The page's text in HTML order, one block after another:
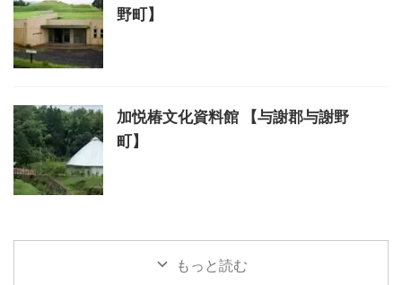
野町】
加悦椿文化資料館 【与謝郡与謝野
町】
もっと読む